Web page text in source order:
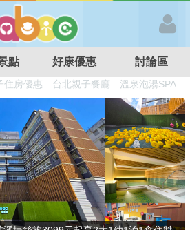
點 好康優惠 討論區
工廠 DIY摘果
日本親子景點
台北親子餐廳 溫泉泡湯SPA